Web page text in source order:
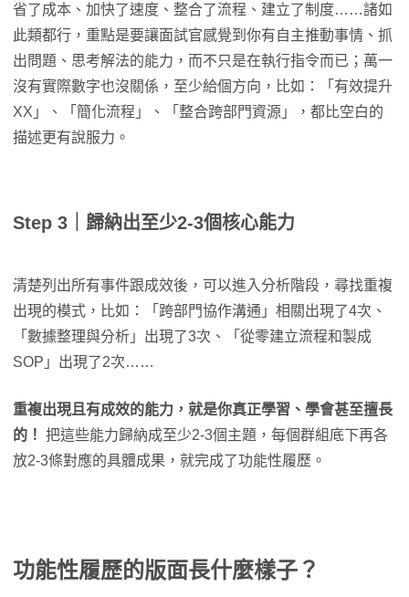
省了成本、加快了速度、整合了流程、建立了制度……諸如
此類都行，重點是要讓面試官感覺到你有自主推動事情、抓
出問題、思考解法的能力，而不只是在執行指令而已；萬一
沒有實際數字也沒關係，至少給個方向，比如：「有效提升
XX」、「簡化流程」、「整合跨部門資源」，都比空白的
描述更有說服力。
Step 3｜歸納出至少2-3個核心能力
清楚列出所有事件跟成效後，可以進入分析階段，尋找重複
出現的模式，比如：「跨部門協作溝通」相關出現了4次、
「數據整理與分析」出現了3次、「從零建立流程和製成
SOP」出現了2次……
重複出現且有成效的能力，就是你真正學習、學會甚至擅長
的！ 把這些能力歸納成至少2-3個主題，每個群組底下再各
放2-3條對應的具體成果，就完成了功能性履歷。
功能性履歷的版面長什麼樣子？